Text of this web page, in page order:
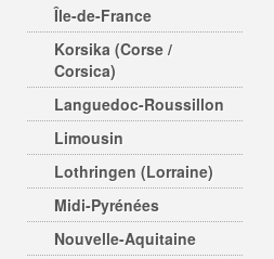
Île-de-France
Korsika (Corse /
Corsica)
Languedoc-Roussillon
Limousin
Lothringen (Lorraine)
Midi-Pyrénées
Nouvelle-Aquitaine